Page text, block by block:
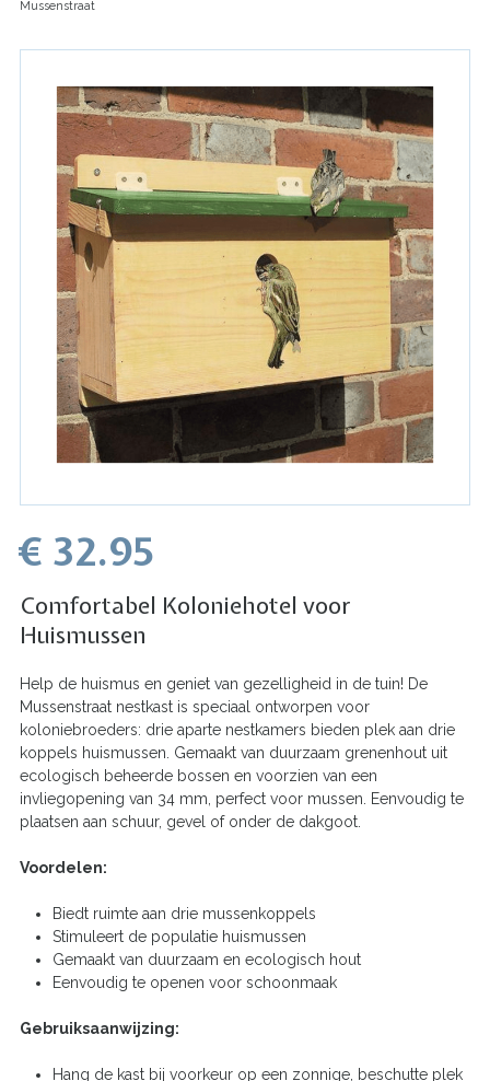
Mussenstraat
€ 32.95
Comfortabel Koloniehotel voor
Huismussen
Help de huismus en geniet van gezelligheid in de tuin! De
Mussenstraat nestkast is speciaal ontworpen voor
koloniebroeders: drie aparte nestkamers bieden plek aan drie
koppels huismussen. Gemaakt van duurzaam grenenhout uit
ecologisch beheerde bossen en voorzien van een
invliegopening van 34 mm, perfect voor mussen. Eenvoudig te
plaatsen aan schuur, gevel of onder de dakgoot.
Voordelen:
Biedt ruimte aan drie mussenkoppels
Stimuleert de populatie huismussen
Gemaakt van duurzaam en ecologisch hout
Eenvoudig te openen voor schoonmaak
Gebruiksaanwijzing:
Hang de kast bij voorkeur op een zonnige, beschutte plek